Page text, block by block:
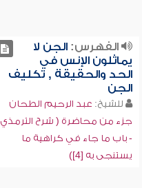
الفهرس:الجن لا
يماثلون الإنس في
الحد والحقيقة , تكليف
الجن
للشيخ: عبد الرحيم الطحان
جزء من محاضرة ( شرح الترمذي
- باب ما جاء في كراهية ما
يستنجى به [4])